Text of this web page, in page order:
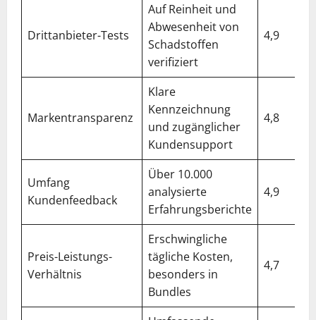
Drittanbieter-Tests
Auf Reinheit und
Abwesenheit von
Schadstoffen
verifiziert
4,9
Markentransparenz
Klare
Kennzeichnung
und zugänglicher
Kundensupport
4,8
Umfang
Kundenfeedback
Über 10.000
analysierte
Erfahrungsberichte
4,9
Preis-Leistungs-
Verhältnis
Erschwingliche
tägliche Kosten,
besonders in
Bundles
4,7